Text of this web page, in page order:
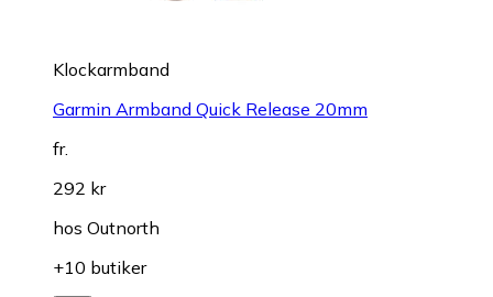
Klockarmband
Garmin Armband Quick Release 20mm
fr.
292 kr
hos Outnorth
+10 butiker